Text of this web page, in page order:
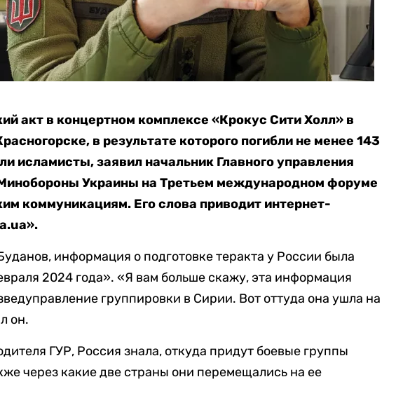
акт в концертном комплексе «Крокус Сити Холл» в
в результате которого погибли не менее 143
исламисты, заявил начальник Главного управления
Украины на Третьем международном форуме
коммуникациям. Его слова приводит интернет-
информация о подготовке теракта у России была
2024 года». «Я вам больше скажу, эта информация
группировки в Сирии. Вот оттуда она ушла на
он.
ГУР, Россия знала, откуда придут боевые группы
через какие две страны они перемещались на ее